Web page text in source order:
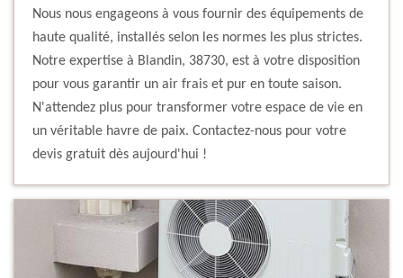
Nous nous engageons à vous fournir des équipements de
haute qualité, installés selon les normes les plus strictes.
Notre expertise à Blandin, 38730, est à votre disposition
pour vous garantir un air frais et pur en toute saison.
N'attendez plus pour transformer votre espace de vie en
un véritable havre de paix. Contactez-nous pour votre
devis gratuit dès aujourd'hui !